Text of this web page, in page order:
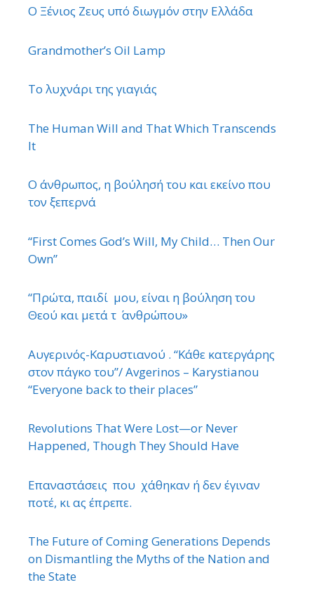
Ο Ξένιος Ζευς υπό διωγμόν στην Ελλάδα
Grandmother’s Oil Lamp
Το λυχνάρι της γιαγιάς
The Human Will and That Which Transcends
It
Ο άνθρωπος, η βούλησή του και εκείνο που
τον ξεπερνά
“First Comes God’s Will, My Child… Then Our
Own”
“Πρώτα, παιδί μου, είναι η βούληση του
Θεού και μετά τ ΄ ανθρώπου»
Αυγερινός-Καρυστιανού . “Κάθε κατεργάρης
στον πάγκο του”/ Avgerinos – Karystianou
“Εveryone back to their places”
Revolutions That Were Lost—or Never
Happened, Though They Should Have
Επαναστάσεις που χάθηκαν ή δεν έγιναν
ποτέ, κι ας έπρεπε.
The Future of Coming Generations Depends
on Dismantling the Myths of the Nation and
the State